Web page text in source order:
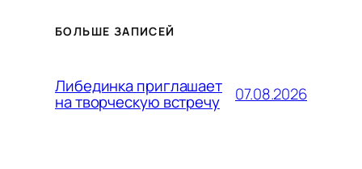
БОЛЬШЕ ЗАПИСЕЙ
Либединка приглашает
на творческую встречу 07.08.2026